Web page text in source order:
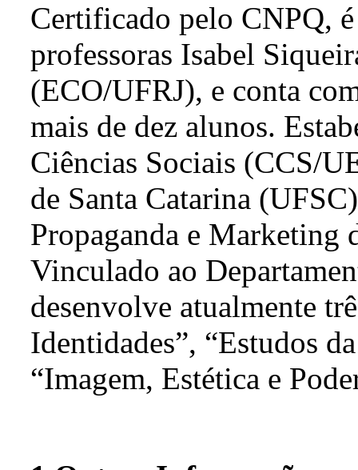
Certificado pelo CNPQ,
professoras Isabel
(ECO/UFRJ), e conta
mais de dez alunos.
Ciências Sociais (CCS/
de Santa Catarina
Propaganda e Marketing
Vinculado ao
desenvolve atualmente
Identidades”, “Estudos
“Imagem, Estética e